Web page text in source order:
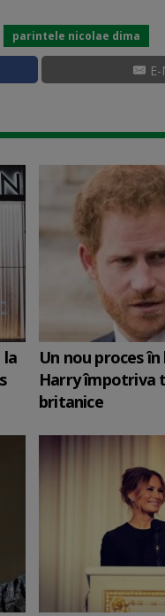
parintele nicolae dima
la
Un nou proces
Harry împotriva
britanice